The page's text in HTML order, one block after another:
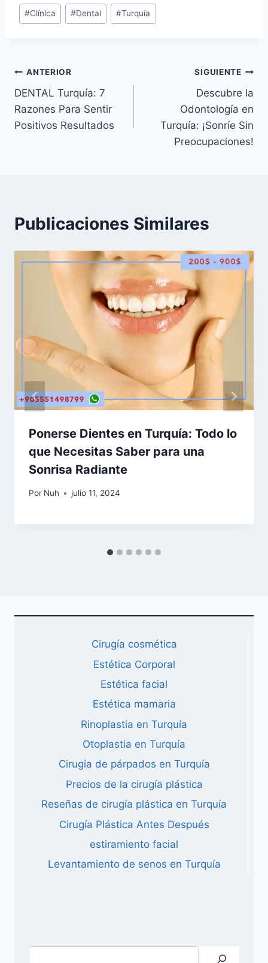
Etiquetas
de
#Clínica #Dental #Turquía
Navegación
de
entradas
ANTERIOR
DENTAL Turquía: 7
Razones Para Sentir
Positivos Resultados
SIGUIENTE
Descubre la
Odontología en
Turquía: ¡Sonríe Sin
Preocupaciones!
Publicaciones Similares
Ponerse Dientes en Turquía: Todo lo
que Necesitas Saber para una
Sonrisa Radiante
Por Nuh julio 11, 2024
Cirugía cosmética
Estética Corporal
Estética facial
Estética mamaria
Rinoplastia en Turquía
Otoplastia en Turquía
Cirugía de párpados en Turquía
Precios de la cirugía plástica
Reseñas de cirugía plástica en Turquía
Cirugía Plástica Antes Después
estiramiento facial
Levantamiento de senos en Turquía